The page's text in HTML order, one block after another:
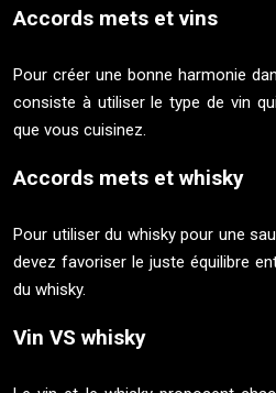
Accords mets et vins
Pour créer une bonne harmonie
consiste à utiliser le type de vin
que vous cuisinez.
Accords mets et whisky
Pour utiliser du whisky pour une
devez favoriser le juste équilibre
du whisky.
Vin VS whisky